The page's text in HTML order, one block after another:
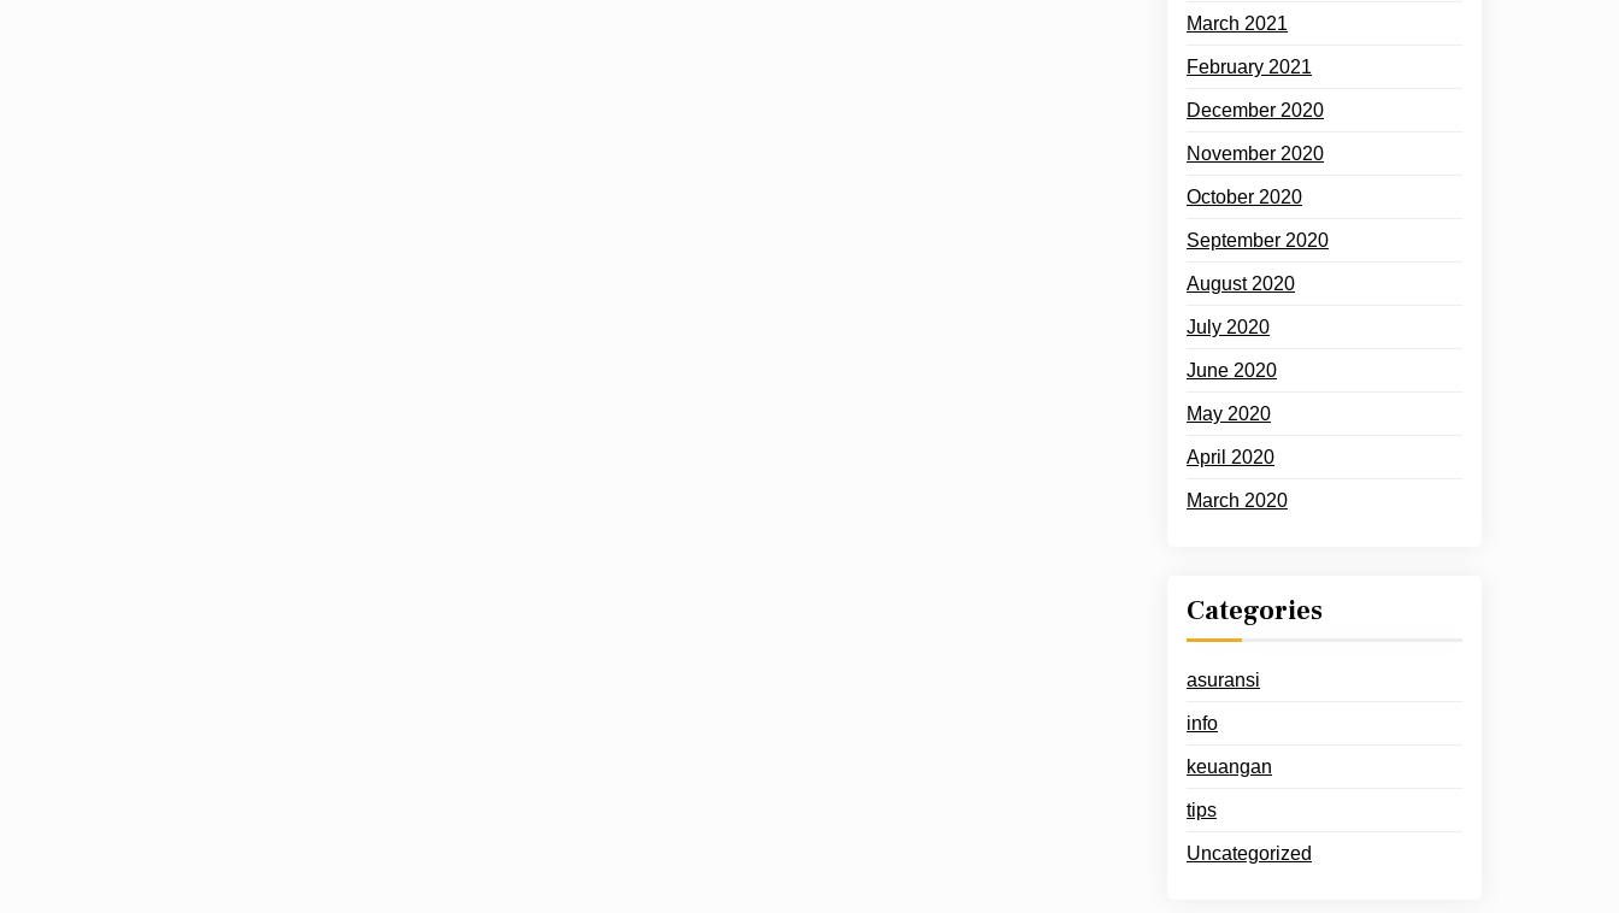
March 2021
February 2021
December 2020
November 2020
October 2020
September 2020
August 2020
July 2020
June 2020
May 2020
April 2020
March 2020
Categories
asuransi
info
keuangan
tips
Uncategorized